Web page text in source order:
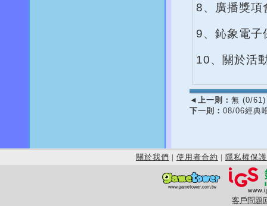
8、廣播獎項
9、鈊象電子
10、關於活
◄ 上一則： 無 (0/61)
下一則： 08/06經典
關於我們 | 使用者合約 | 隱私權保護
客戶問題